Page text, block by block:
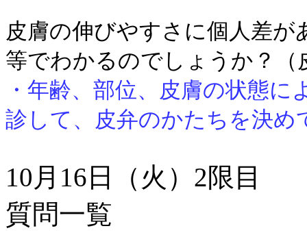
皮膚の伸びやすさに個人差
等でわかるのでしょうか？（
・年齢、部位、皮膚の状態
診して、皮弁のかたちを決め
10月16日（火）2限目
質問一覧